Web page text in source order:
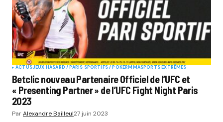
ACTUSJEUX HASARD / PARIS SPORTIFS / POKERMMASPORTS EXTRÊMES
Betclic nouveau Partenaire Officiel de l’UFC et
« Presenting Partner » de l’UFC Fight Night Paris
2023
ParAlexandre Bailleul27 juin 2023